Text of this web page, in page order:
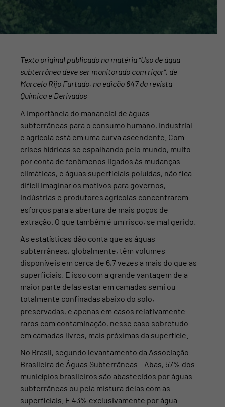
Texto original publicado na matéria “Uso de água
subterrânea deve ser monitorado com rigor”, de
Marcelo Rijo Furtado, na edição 647 da revista
Química e Derivados
A importância do manancial de águas
subterrâneas para o consumo humano, industrial
e agrícola está em uma curva ascendente. Com
crises hídricas se espalhando pelo mundo, muito
por conta de fenômenos ligados às mudanças
climáticas, e águas superficiais poluídas, não fica
difícil imaginar os motivos para governos,
indústrias e produtores agrícolas concentrarem
esforços para a abertura de mais poços de
extração. O que também é um risco, se mal gerido.
As estatísticas dão conta que as águas
subterrâneas, globalmente, têm volumes
disponíveis em cerca de 6,7 vezes a mais do que as
superficiais. E isso com a grande vantagem de a
maior parte delas estar em camadas semi ou
totalmente confinadas abaixo do solo,
preservadas, e apenas em casos relativamente
raros com contaminação, nesse caso sobretudo
em camadas livres, mais próximas da superfície.
No Brasil, segundo levantamento da Associação
Brasileira de Águas Subterrâneas – Abas, 57% dos
municípios brasileiros são abastecidos por águas
subterrâneas ou pela mistura delas com as
superficiais. E 43% exclusivamente por água